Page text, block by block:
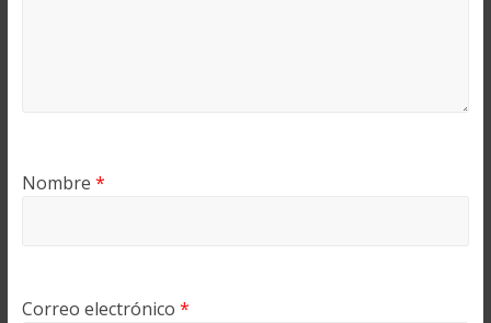
Nombre *
Correo electrónico *